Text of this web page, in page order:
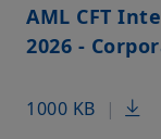
AML CFT
2026 -
1000 KB |